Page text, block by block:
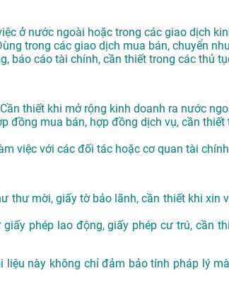
ở nước ngoài hoặc trong các giao dịch
trong các giao dịch mua bán, chuyển
báo cáo tài chính, cần thiết trong các thủ
thiết khi mở rộng kinh doanh ra nước
đồng mua bán, hợp đồng dịch vụ, cần
việc với các đối tác hoặc cơ quan tài
thư mời, giấy tờ bảo lãnh, cần thiết khi xin
phép lao động, giấy phép cư trú, cần
liệu này không chỉ đảm bảo tính pháp lý